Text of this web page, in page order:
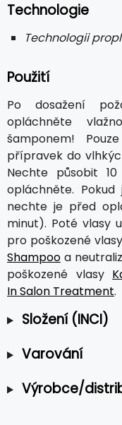
Technologie
Technologii
Použití
Po dosažení
opláchněte
šamponem!
přípravek do
Nechte působit
opláchněte.
nechte je před
minut). Poté vlasy
pro poškozené vlasy
Shampoo a
poškozené vlasy
In Salon Treatment.
Složení (INCI)
Varování
Výrobce/